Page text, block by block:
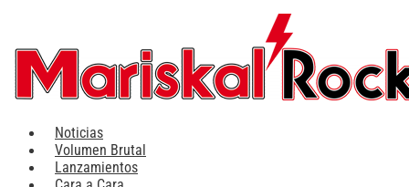
contenido
Noticias
Volumen Brutal
Lanzamientos